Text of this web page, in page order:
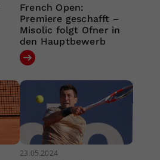
French Open:
Premiere geschafft –
Misolic folgt Ofner in
den Hauptbewerb
23.05.2024